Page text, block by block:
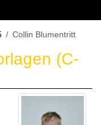
Collin Blumentritt
(C-